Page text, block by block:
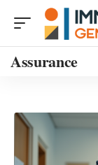
Assurance